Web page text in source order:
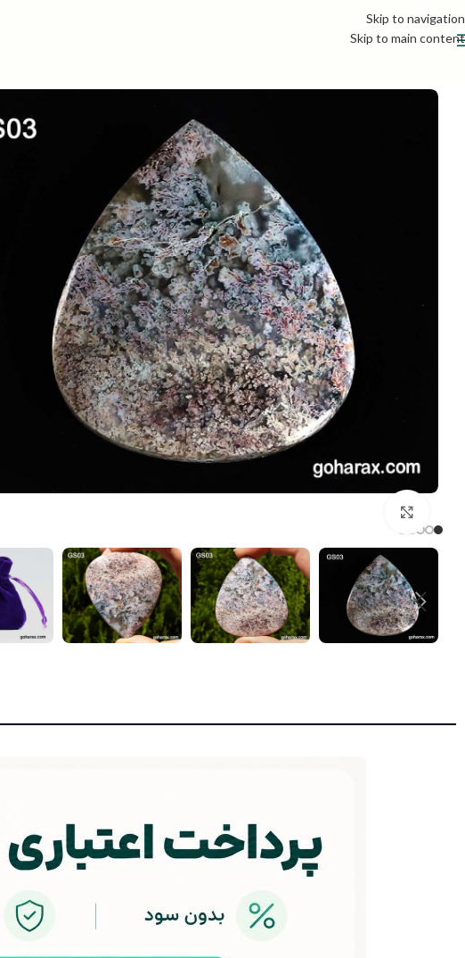
Skip to navigation
Skip to main content